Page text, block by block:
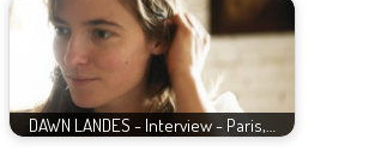
DAWN LANDES - Interview - Paris,…